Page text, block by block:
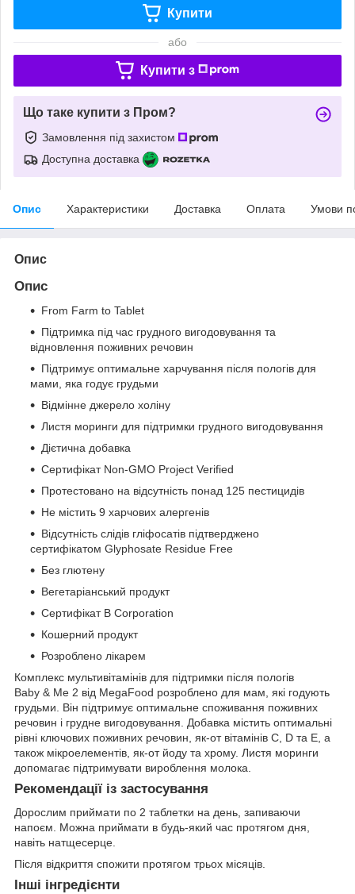
Купити
або
Купити з
Що таке купити з Пром?
Замовлення під захистом
Доступна доставка
Опис Характеристики Доставка Оплата Умови
Опис
Опис
From Farm to Tablet
Підтримка під час грудного вигодовування та
відновлення поживних речовин
Підтримує оптимальне харчування після пологів для
мами, яка годує грудьми
Відмінне джерело холіну
Листя моринги для підтримки грудного вигодовування
Дієтична добавка
Сертифікат Non-GMO Project Verified
Протестовано на відсутність понад 125 пестицидів
Не містить 9 харчових алергенів
Відсутність слідів гліфосатів підтверджено
сертифікатом Glyphosate Residue Free
Без глютену
Вегетаріанський продукт
Сертифікат B Corporation
Кошерний продукт
Розроблено лікарем
Комплекс мультивітамінів для підтримки після пологів
Baby & Me 2 від MegaFood розроблено для мам, які годують
грудьми. Він підтримує оптимальне споживання поживних
речовин і грудне вигодовування. Добавка містить оптимальні
рівні ключових поживних речовин, як-от вітамінів C, D та E, а
також мікроелементів, як-от йоду та хрому. Листя моринги
допомагає підтримувати вироблення молока.
Рекомендації із застосування
Дорослим приймати по 2 таблетки на день, запиваючи
напоєм. Можна приймати в будь-який час протягом дня,
навіть натщесерце.
Після відкриття спожити протягом трьох місяців.
Інші інгредієнти